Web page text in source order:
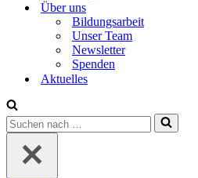
Über uns
Bildungsarbeit
Unser Team
Newsletter
Spenden
Aktuelles
Suchen
nach …